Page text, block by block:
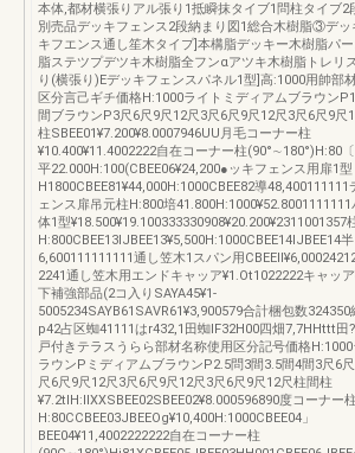
本体,都材横張りアル張り1抵瞬抹タイブ1問柱タイブ2
別売品デッキフェンス2段納まり図1総合木樹脂③デッ
キフエンス通し笙木タイプ]本構脂デッキー木樹脂パ
脂ステツプデツキ木樹脂全フンαアツキ木樹脂トレリ
り(横張り)Eデッキフェンスパネル1型]高:1000用帥部
区分言己ギチ価格H:1000ライトミディアムブラウン
間ブラウンP3尺6尺9尺12尺3尺6尺9尺12尺3尺6尺9尺
柱SBEE01¥7.200¥8.0007946UU月毛コーナー柱
¥10.400¥11.4002222自在コーナー柱(90°∼180°)H:80
平22.000H:100(CBEE06¥24,200●ッキフェンス用扉1型
H1800CBEE81¥44,000H:1000CBEE82導48,400111111
ェンス扉吊元柱H:800培
体1型¥18.500¥19.100333330908¥20.200¥2311001357
H:800CBEE13IJBEE13¥5,500H:1000CBEE14IJBEE14半
6,600111111111通し笠木1スパン用
2241通し笠木用エンドキャッア¥1.Ot1022222キャッ
下補強部品(2コ入りSAYA45¥1‐
5005234SAYB61SAVR61¥3,900579合計梱包数324350
p42占区蜘41111はr432,1田蜘lF32H00四畑7,7HHttt田
戸付きテラスうらら部材名称使用区分記号価格
ラウンPミディアムブラウンP2.5問3間3.5間4間3尺6
尺6尺9尺12尺3尺6尺9尺12尺3尺6尺9尺12尺柱間柱
¥7.2tlH:llXXSBEE02SBEE02¥8.000596890度コーナー柱
H:80CCBEE03JBEEOg¥10,400H:1000CBEE04」
BEE04¥11,4002222222自在コーナー柱